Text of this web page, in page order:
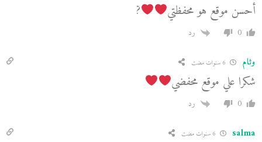
أحسن موقع هو محفظتي ?
0 رد
وئام
شكرا علي موقع محفضي
0 رد
salma